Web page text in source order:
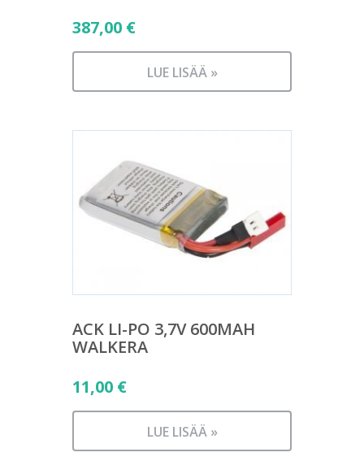
387,00 €
LUE LISÄÄ »
ACK LI-PO 3,7V 600MAH
WALKERA
11,00 €
LUE LISÄÄ »